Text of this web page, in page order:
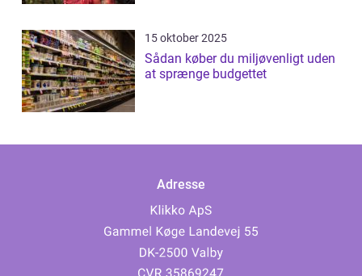
15 oktober 2025
Sådan køber du miljøvenligt uden
at sprænge budgettet
Adresse